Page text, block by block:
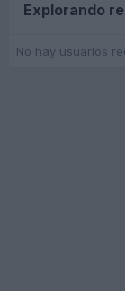
Explorando
No hay usuarios